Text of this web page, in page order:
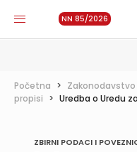
NN 85/2026
Početna > Zakonodavstvo
propisi > Uredba o Uredu
ZBIRNI PODACI I